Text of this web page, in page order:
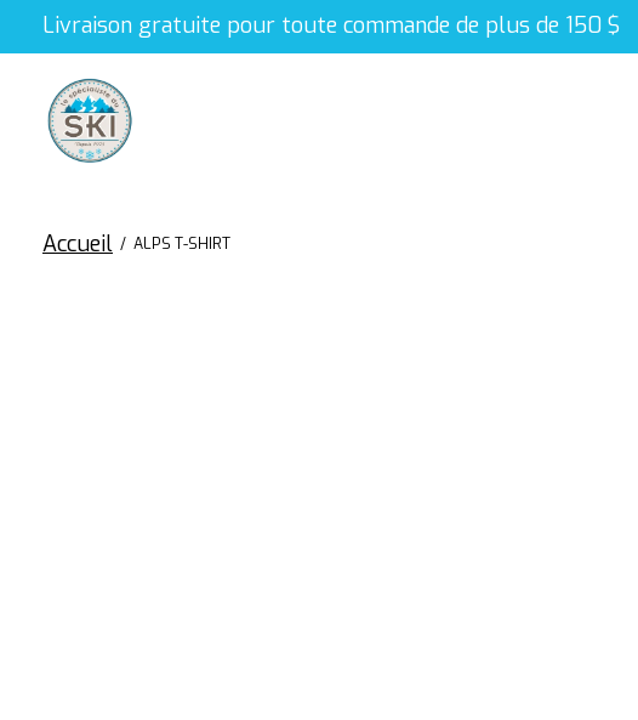
Livraison gratuite pour toute commande de plus de 150 $
Accueil / ALPS T-SHIRT